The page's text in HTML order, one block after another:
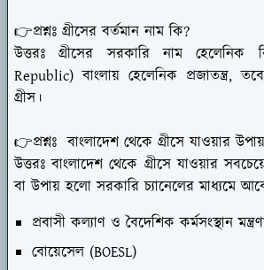
👉প্রশ্নঃ গ্রীসের বর্তমান নাম কি?
উত্তরঃ গ্রীসের সরকারি নাম হেলেনিক
Republic) বাংলায় হেলেনিক প্রজাতন্ত্র,
গ্রীস।
👉প্রশ্নঃ বাংলাদেশ থেকে গ্রীসে যাওয়ার
উত্তরঃ বাংলাদেশ থেকে গ্রীসে যাওয়ার
বা উপায় হলো সরকারি চ্যানেলের মাধ্যমে
প্রবাসী কল্যাণ ও বৈদেশিক কর্মসংস্থান
বোয়েসেল (BOESL)